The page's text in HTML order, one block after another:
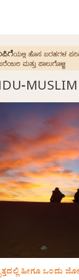
MUSLIM
ಹೀಗೂ ಒಂದು